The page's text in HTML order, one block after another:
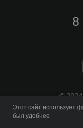
8
©
Этот сайт использует
был удобнее